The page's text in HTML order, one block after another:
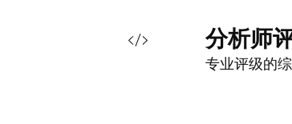
分析师
专业评级的综